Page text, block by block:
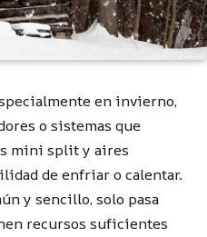
en invierno,
o sistemas que
mini split y aires
de enfriar o calentar.
y sencillo, solo pasa
recursos suficientes